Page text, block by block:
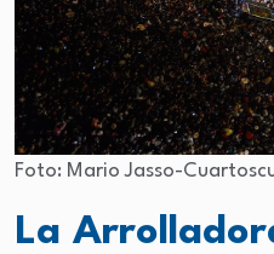
Foto: Mario Jasso-
La